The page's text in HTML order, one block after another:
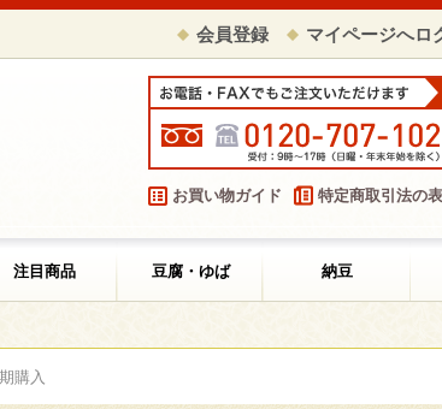
マイページへロ
会員登録
お買い物ガイド 特定商取引法の
注目商品 豆腐・ゆば 納豆
購入